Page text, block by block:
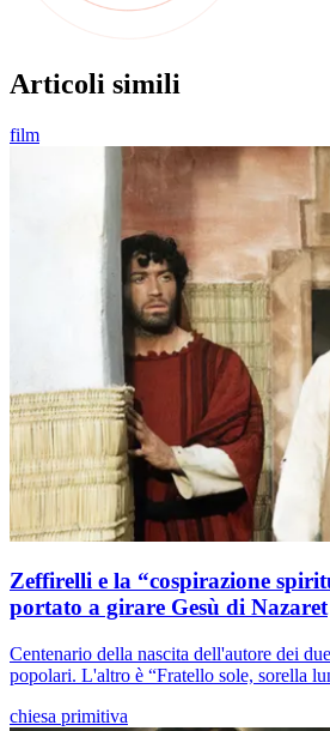
Articoli simili
film
Zeffirelli e la “cospirazione
portato a girare Gesù di Nazaret
Centenario della nascita dell'autore dei
popolari. L'altro è “Fratello sole, sorella
chiesa primitiva